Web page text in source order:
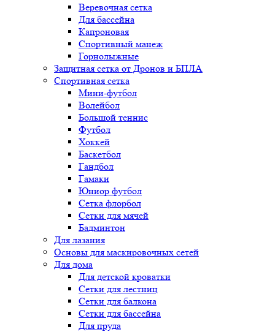
Веревочная сетка
Для бассейна
Капроновая
Спортивный манеж
Горнолыжные
Защитная сетка от Дронов и БПЛА
Спортивная сетка
Мини-футбол
Волейбол
Большой теннис
Футбол
Хоккей
Баскетбол
Гандбол
Гамаки
Юниор футбол
Сетка флорбол
Сетки для мячей
Бадминтон
Для лазания
Основы для маскировочных сетей
Для дома
Для детской кроватки
Сетки для лестниц
Сетки для балкона
Сетки для бассейна
Для пруда